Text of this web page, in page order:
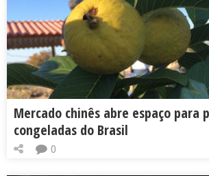
Mercado chinês abre espaço para
congeladas do Brasil
0